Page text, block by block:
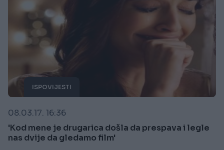
ISPOVIJESTI
08.03.17. 16:36
'Kod mene je drugarica došla da prespava i legle
nas dvije da gledamo film'